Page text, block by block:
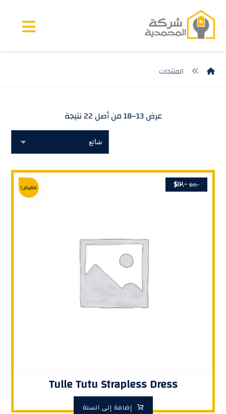
المنتجات
عرض 13–18 من أصل 22 نتيجة
Tulle Tutu Strapless Dress
$١٥.٠٠ $١٢.٠٠ تخفيض!
إضافة إلى السلة